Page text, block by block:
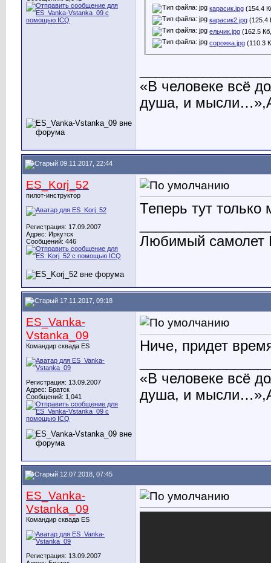
карасик.jpg (154.4
карасик2.jpg (125.4
ельчик.jpg (162.5
сорожка.jpg (110.3
«В человеке всё
душа, и
09.11.2017, 22:44
ES_Korj_52
пилот-инструктор
Регистрация: 17.09.2007
Адрес: Иркутск
Сообщений: 446
Теперь тут
Любимый самолет
17.11.2017, 09:18
ES_Vanka-
Vstanka_09
Командир сквада ES
Регистрация: 13.09.2007
Адрес: Братск
Сообщений: 1,041
Ниче, придет
«В человеке всё
душа, и
12.07.2018, 07:45
ES_Vanka-
Vstanka_09
Командир сквада ES
Регистрация: 13.09.2007